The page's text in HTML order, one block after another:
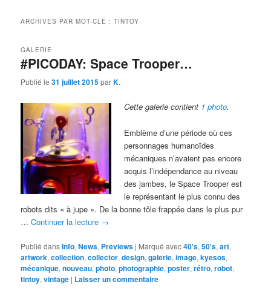
ARCHIVES PAR MOT-CLÉ :TINTOY
#PICODAY: Space Trooper…
GALERIE
Publié le31 juillet 2015parK.
Cette galerie contient 1 photo.
Emblème d’une période où ces
personnages humanoïdes
mécaniques n’avaient pas encore
acquis l’indépendance au niveau
des jambes, le Space Trooper est
le représentant le plus connu des
robots dits « à jupe ». De la bonne tôle frappée dans le plus pur
…Continuer la lecture →
Publié dansInfo,News, Previews | Marqué avec40's,50's,art,
artwork,collection,collector,design,galerie,image,kyesos,
mécanique,nouveau,photo,photographie,poster,rétro,robot,
tintoy,vintage | Laisser un commentaire